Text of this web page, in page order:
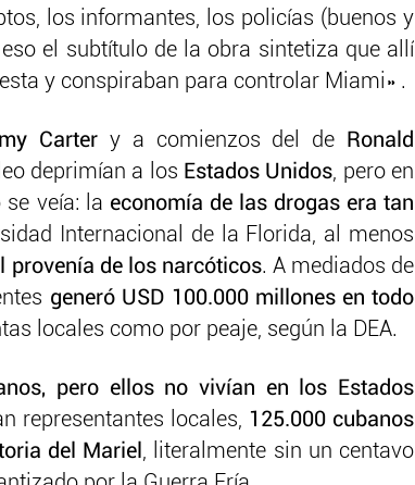
los informantes, los policías (buenos y
el subtítulo de la obra sintetiza que allí
y conspiraban para controlar Miami» .
Carter y a comienzos del de
Ronald
deprimían a los Estados Unidos, pero en
se veía: la economía de las drogas era tan
Internacional de la Florida, al menos
provenía de los narcóticos. A mediados de
generó USD 100.000 millones en todo
locales como por peaje, según la DEA.
pero ellos no vivían en los Estados
representantes locales, 125.000 cubanos
del Mariel , literalmente sin un centavo